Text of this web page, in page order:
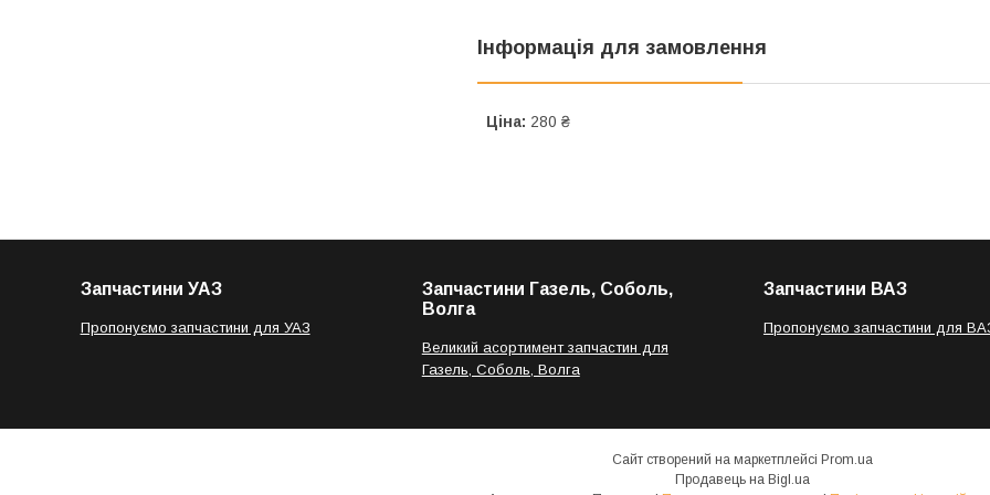
Інформація для замовлення
Ціна: 280 ₴
Запчастини УАЗ
Пропонуємо запчастини для УАЗ
Запчастини Газель, Соболь,
Волга
Великий асортимент запчастин для
Газель, Соболь, Волга
Запчастини ВАЗ
Пропонуємо запчастини для
Сайт створений на маркетплейсі Prom.ua
Продавець на Bigl.ua